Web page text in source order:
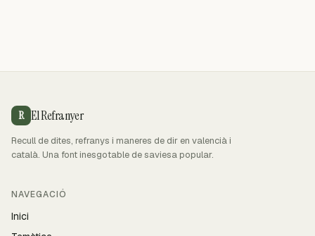
R El Refranyer
Recull de dites, refranys i maneres de dir en valencià i
català. Una font inesgotable de saviesa popular.
NAVEGACIÓ
Inici